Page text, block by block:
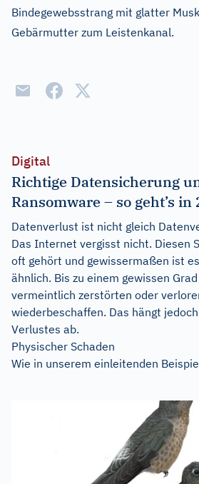
Bindegewebsstrang mit glatter
Gebärmutter zum Leistenkanal.
Digital
Richtige Datensicherung
Ransomware – so geht’s in
Datenverlust ist nicht gleich
Das Internet vergisst nicht. Diesen
oft gehört und gewissermaßen ist
ähnlich. Bis zu einem gewissen
vermeintlich zerstörten oder
wiederbeschaffen. Das hängt
Verlustes ab.
Physischer Schaden
Wie in unserem einleitenden